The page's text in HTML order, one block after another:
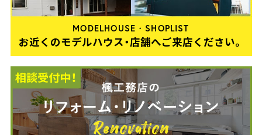
MODELHOUSE・SHOPLIST
お近くのモデルハウス・店舗へご来店ください。